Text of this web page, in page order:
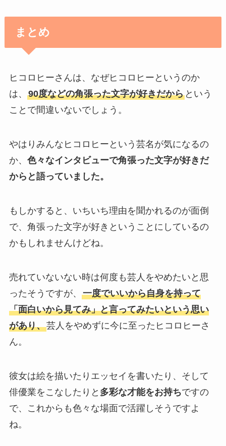
まとめ
ヒコロヒーさんは、なぜヒコロヒーというのか
は、 90度などの角張った文字が好きだからという
ことで間違いないでしょう。
やはりみんなヒコロヒーという芸名が気になるの
か、 色々なインタビューで角張った文字が好きだ
からと語っていました。
もしかすると、いちいち理由を聞かれるのが面倒
で、角張った文字が好きということにしているの
かもしれませんけどね。
売れていないない時は何度も芸人をやめたいと思
ったそうですが、 一度でいいから自身を持って
「面白いから見てみ」と言ってみたいという思い
があり、芸人をやめずに今に至ったヒコロヒーさ
ん。
彼女は絵を描いたりエッセイを書いたり、そして
俳優業をこなしたりと 多彩な才能をお持ちですの
で、これからも色々な場面で活躍しそうですよ
ね。